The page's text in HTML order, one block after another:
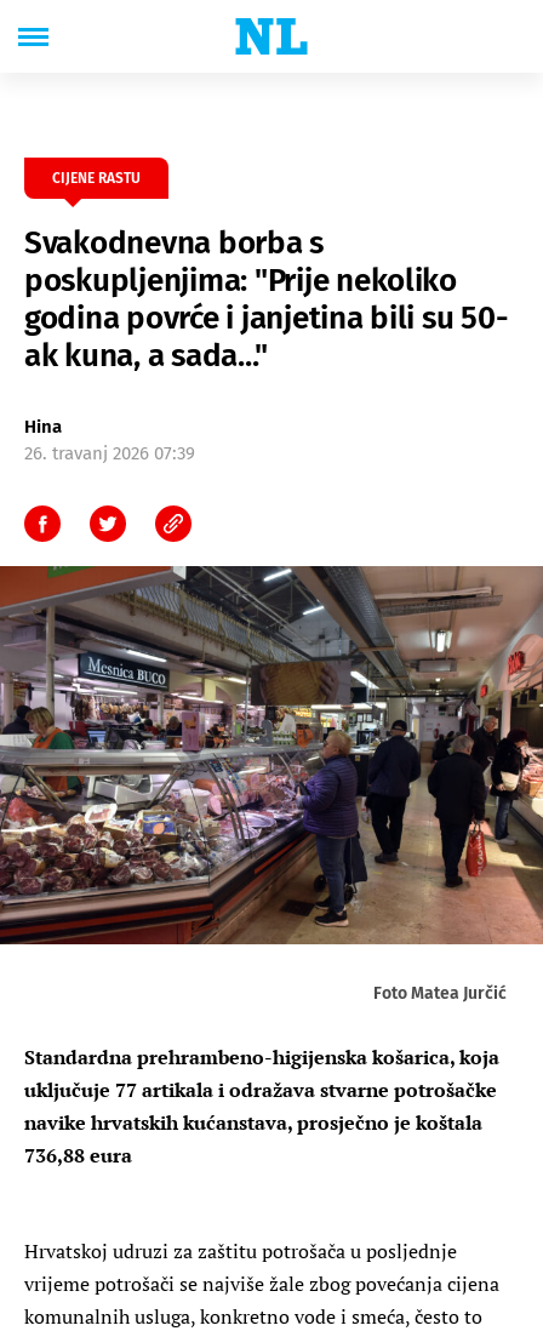
CIJENE RASTU
Svakodnevna borba s
poskupljenjima: "Prije nekoliko
godina povrće i janjetina bili su 50-
ak kuna, a sada..."
Hina
26. travanj 2026 07:39
Foto Matea Jurčić
Standardna prehrambeno-higijenska košarica, koja
uključuje 77 artikala i odražava stvarne potrošačke
navike hrvatskih kućanstava, prosječno je koštala
736,88 eura
Hrvatskoj udruzi za zaštitu potrošača u posljednje
vrijeme potrošači se najviše žale zbog povećanja cijena
komunalnih usluga, konkretno vode i smeća, često to